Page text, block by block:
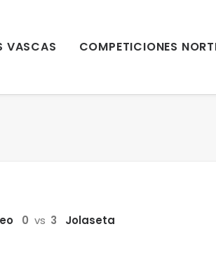
VASCAS COMPETICIONES
0 vs 3 Jolaseta